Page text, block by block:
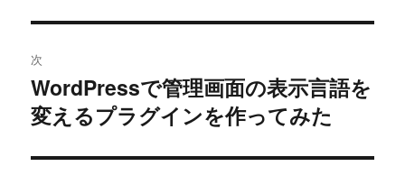
ビ
ゲ
ー
シ
投
稿:
次
次
の
稿:
WordPressで管理画面の表示言語を
変えるプラグインを作ってみた